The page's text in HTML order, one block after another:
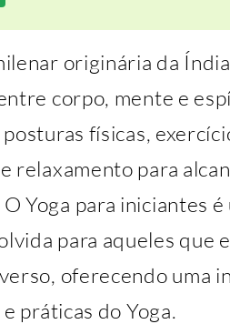
originária da
corpo, mente e
físicas,
relaxamento para
Yoga para iniciantes
para aqueles que
oferecendo uma
práticas do Yoga.